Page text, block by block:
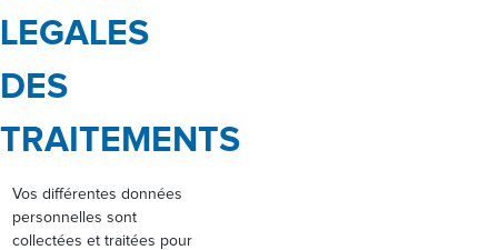
LEGALES
DES
TRAITEMENTS
Vos différentes données
personnelles sont
collectées et traitées pour